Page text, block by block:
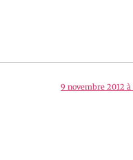
9 novembre 2012